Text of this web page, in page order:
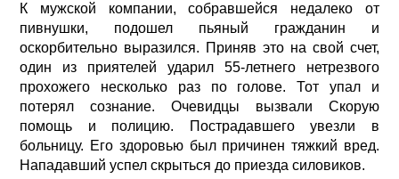
К мужской компании, собравшейся недалеко от
пивнушки, подошел пьяный гражданин и
оскорбительно выразился. Приняв это на свой счет,
один из приятелей ударил 55-летнего нетрезвого
прохожего несколько раз по голове. Тот упал и
потерял сознание. Очевидцы вызвали Скорую
помощь и полицию. Пострадавшего увезли в
больницу. Его здоровью был причинен тяжкий вред.
Нападавший успел скрыться до приезда силовиков.